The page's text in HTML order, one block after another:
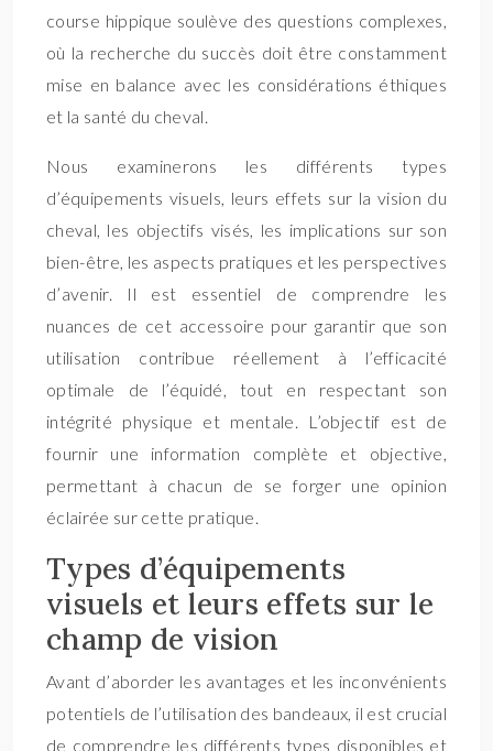
course hippique soulève des questions complexes,
où la recherche du succès doit être constamment
mise en balance avec les considérations éthiques
et la santé du cheval.
Nous examinerons les différents types
d’équipements visuels, leurs effets sur la vision du
cheval, les objectifs visés, les implications sur son
bien-être, les aspects pratiques et les perspectives
d’avenir. Il est essentiel de comprendre les
nuances de cet accessoire pour garantir que son
utilisation contribue réellement à l’efficacité
optimale de l’équidé, tout en respectant son
intégrité physique et mentale. L’objectif est de
fournir une information complète et objective,
permettant à chacun de se forger une opinion
éclairée sur cette pratique.
Types d’équipements
visuels et leurs effets sur le
champ de vision
Avant d’aborder les avantages et les inconvénients
potentiels de l’utilisation des bandeaux, il est crucial
de comprendre les différents types disponibles et